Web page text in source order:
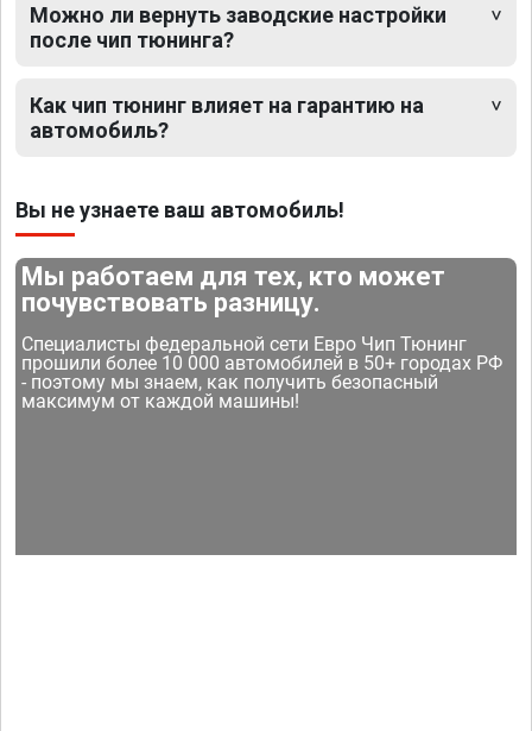
Можно ли вернуть заводские настройки
после чип тюнинга?
Как чип тюнинг влияет на гарантию на
автомобиль?
Вы не узнаете ваш автомобиль!
Мы работаем для тех, кто может
почувствовать разницу.
Специалисты федеральной сети Евро Чип Тюнинг
прошили более 10 000 автомобилей в 50+ городах РФ
- поэтому мы знаем, как получить безопасный
максимум от каждой машины!